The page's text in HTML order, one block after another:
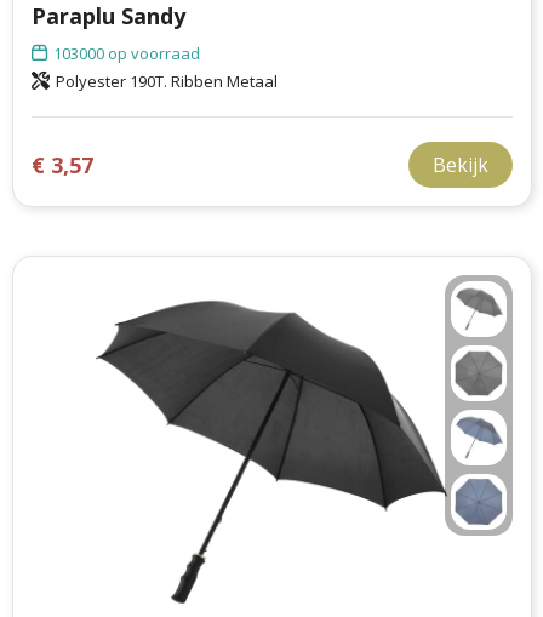
Paraplu Sandy
103000op voorraad
Polyester 190T. Ribben Metaal
€ 3,57 Bekijk